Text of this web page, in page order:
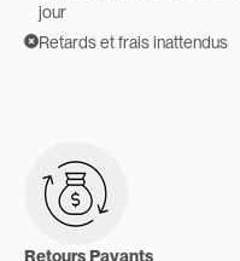
jour
Retards et frais inattendus
Retours Payants